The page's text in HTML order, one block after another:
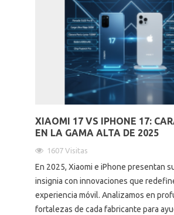
XIAOMI 17 VS IPHONE 17:
EN LA GAMA ALTA DE 2025
1607 Visitas
En 2025, Xiaomi e iPhone presentan
insignia con innovaciones que
experiencia móvil. Analizamos en
fortalezas de cada fabricante para